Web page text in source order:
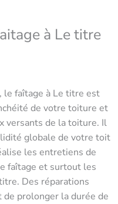
à Le titre
le faîtage à Le titre est
de votre toiture et
versants de la toiture. Il
globale de votre toit
les entretiens de
faîtage et surtout les
Des réparations
prolonger la durée de